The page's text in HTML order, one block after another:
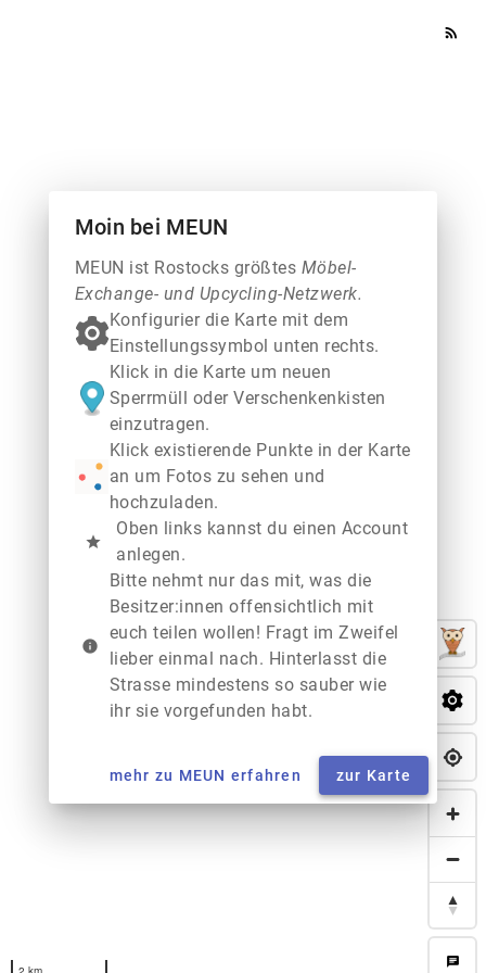
rss_feed
chat
Moin bei MEUN
MEUN ist Rostocks größtes Möbel-
Exchange- und Upcycling-Netzwerk.
Konfigurier die Karte mit dem
Einstellungssymbol unten rechts.
Klick in die Karte um neuen
Sperrmüll oder Verschenkenkisten
einzutragen.
Klick existierende Punkte in der Karte
an um Fotos zu sehen und
hochzuladen.
star
Oben links kannst du einen Account
anlegen.
info
Bitte nehmt nur das mit, was die
Besitzer:innen offensichtlich mit
euch teilen wollen! Fragt im Zweifel
lieber einmal nach. Hinterlasst die
Strasse mindestens so sauber wie
ihr sie vorgefunden habt.
mehr zu MEUN erfahren zur Karte